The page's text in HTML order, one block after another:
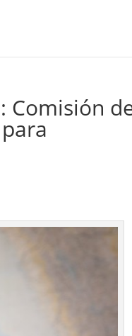
Comisión